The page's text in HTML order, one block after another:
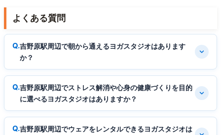
よくある質問
吉野原駅周辺で朝から通えるヨガスタジオはあります
か？
吉野原駅周辺でストレス解消や心身の健康づくりを目的
に選べるヨガスタジオはありますか？
吉野原駅周辺でウェアをレンタルできるヨガスタジオは